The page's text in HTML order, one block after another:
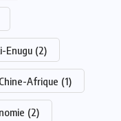
Enugu (2)
Chine-Afrique (1)
(2)